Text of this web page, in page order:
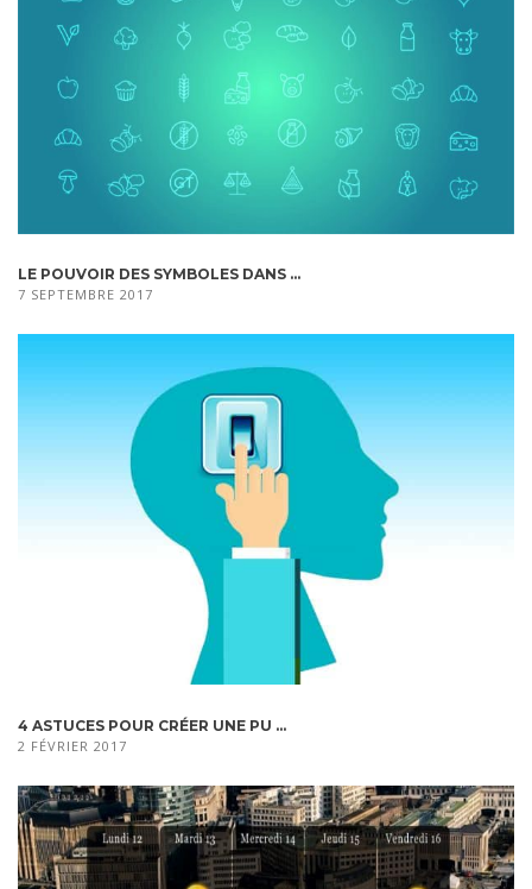
LE POUVOIR DES SYMBOLES DANS ...
7 SEPTEMBRE 2017
4 ASTUCES POUR CRÉER UNE PU ...
2 FÉVRIER 2017